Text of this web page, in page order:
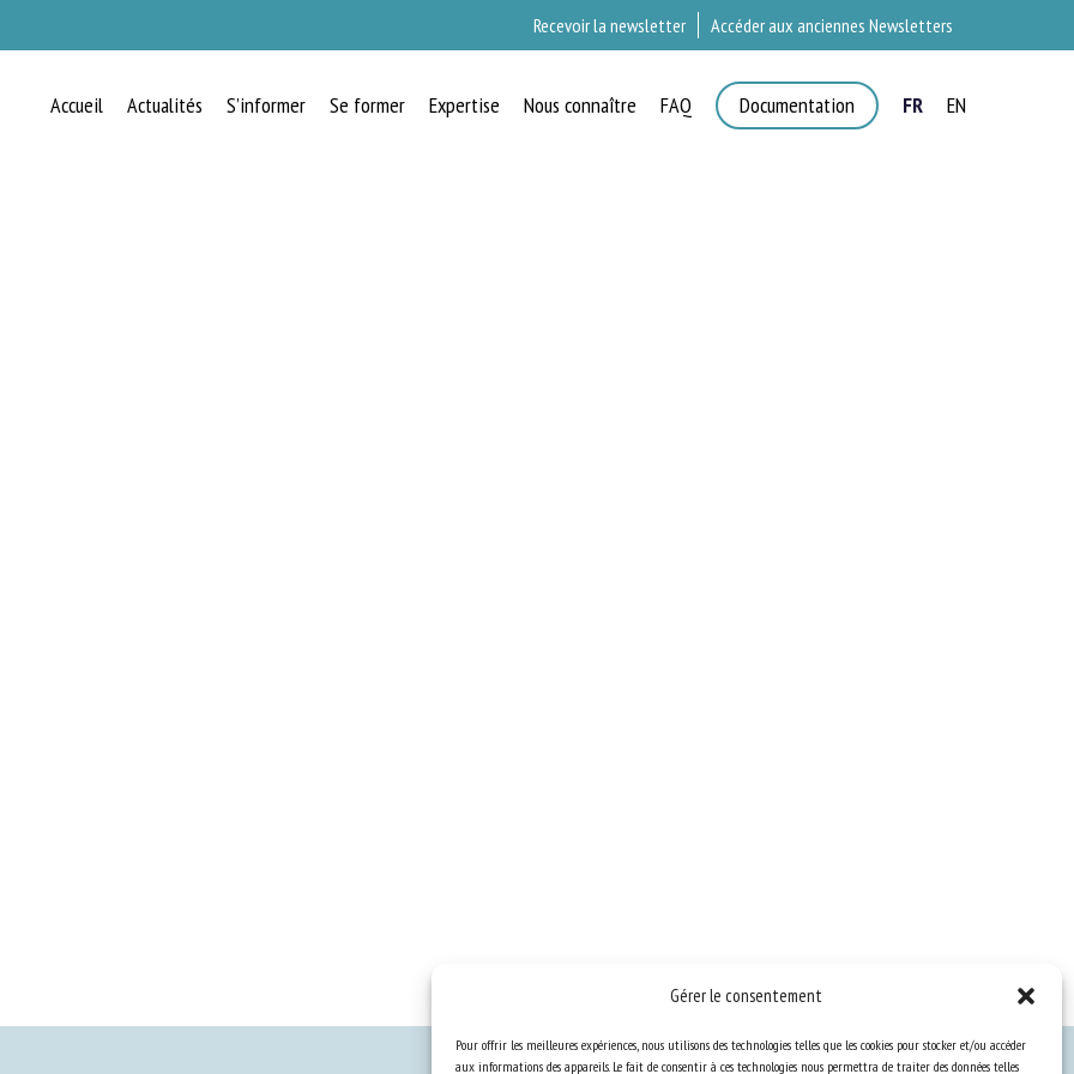
Gérer le consentement
Pour offrir les meilleures expériences, nous utilisons des technologies telles que les cookies pour stocker et/ou accéder
aux informations des appareils. Le fait de consentir à ces technologies nous permettra de traiter des données telles
Recevoir la newsletter Accéder aux anciennes Newsletters
Accueil Actualités S’informer Se former Expertise Nous connaître FAQ Documentation FR EN